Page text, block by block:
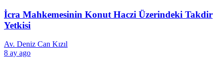
İcra Mahkemesinin Konut Haczi Üzerindeki Takdir
Yetkisi
Av. Deniz Can Kızıl
8 ay ago